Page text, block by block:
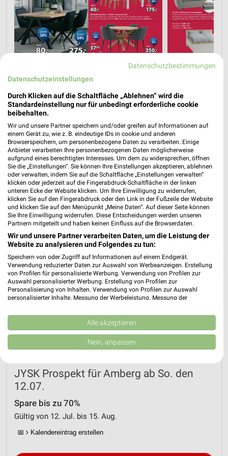
❯
JYSK Prospekt für Amberg ab So. den
12.07.
Spare bis zu 70%
Gültig von 12. Jul. bis 15. Aug.
📅 Kalendereintrag erstellen
Datenschutzbestimmungen
Datenschutzeinstellungen
Durch Klicken auf die Schaltfläche „Ablehnen“ wird die
Standardeinstellung nur für unbedingt erforderliche cookie
beibehalten.
Wir und unsere Partner speichern und/oder greifen auf Informationen auf
einem Gerät zu, wie z. B. eindeutige IDs in cookie und anderen
Browserspeichern, um personenbezogene Daten zu verarbeiten. Einige
Anbieter verarbeiten Ihre personenbezogenen Daten möglicherweise
aufgrund eines berechtigten Interesses. Um dem zu widersprechen, öffnen
Sie die „Einstellungen“. Sie können Ihre Einstellungen akzeptieren, ablehnen
oder verwalten, indem Sie auf die Schaltfläche „Einstellungen verwalten“
klicken oder jederzeit auf die Fingerabdruck-Schaltfläche in der linken
unteren Ecke der Website klicken. Um Ihre Einwilligung zu widerrufen,
klicken Sie auf den Fingerabdruck oder den Link in der Fußzeile der Website
und klicken Sie auf den Menüpunkt „Meine Daten“. Auf dieser Seite können
Sie Ihre Einwilligung widerrufen. Diese Entscheidungen werden unseren
Partnern mitgeteilt und haben keinen Einfluss auf die Browserdaten.
Wir und unsere Partner verarbeiten Daten, um die Leistung der
Website zu analysieren und Folgendes zu tun:
Speichern von oder Zugriff auf Informationen auf einem Endgerät.
Verwendung reduzierter Daten zur Auswahl von Werbeanzeigen. Erstellung
von Profilen für personalisierte Werbung. Verwendung von Profilen zur
Auswahl personalisierter Werbung. Erstellung von Profilen zur
Personalisierung von Inhalten. Verwendung von Profilen zur Auswahl
personalisierter Inhalte. Messung der Werbeleistung. Messung der
Kombinationen von Daten aus verschiedenen Quellen. Entwicklung und
Verbesserung der Angebote. Verwendung reduzierter Daten zur Auswahl
von Inhalten.
Daten können außerhalb der Europäischen Union weitergegeben und in die
USA gesendet werden.
Website/App.
Partnerliste anzeigen (1 IAB-Anbieter)
IAB-Verarbeitungszwecke:
Speichern von oder Zugriff auf Informationen
auf einem Endgerät
Alle akzeptieren
Nein, anpassen